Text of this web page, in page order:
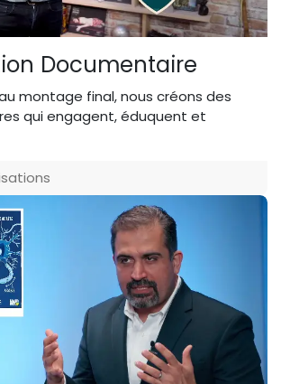
Documentaire
montage final, nous créons des
qui engagent, éduquent et